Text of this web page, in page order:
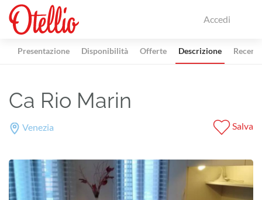
Accedi
Presentazione Disponibilità Offerte Descrizione
Ca Rio Marin
Venezia Salva